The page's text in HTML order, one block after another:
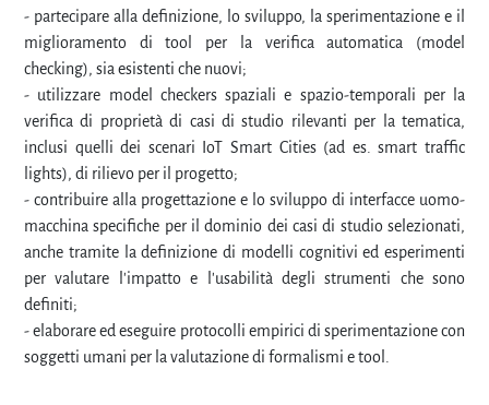
- partecipare alla definizione, lo sviluppo, la sperimentazione e il
miglioramento di tool per la verifica automatica (model
checking), sia esistenti che nuovi;
- utilizzare model checkers spaziali e spazio-temporali per la
verifica di proprietà di casi di studio rilevanti per la tematica,
inclusi quelli dei scenari IoT Smart Cities (ad es. smart traffic
lights), di rilievo per il progetto;
- contribuire alla progettazione e lo sviluppo di interfacce uomo-
macchina specifiche per il dominio dei casi di studio selezionati,
anche tramite la definizione di modelli cognitivi ed esperimenti
per valutare l'impatto e l'usabilità degli strumenti che sono
definiti;
- elaborare ed eseguire protocolli empirici di sperimentazione con
soggetti umani per la valutazione di formalismi e tool.